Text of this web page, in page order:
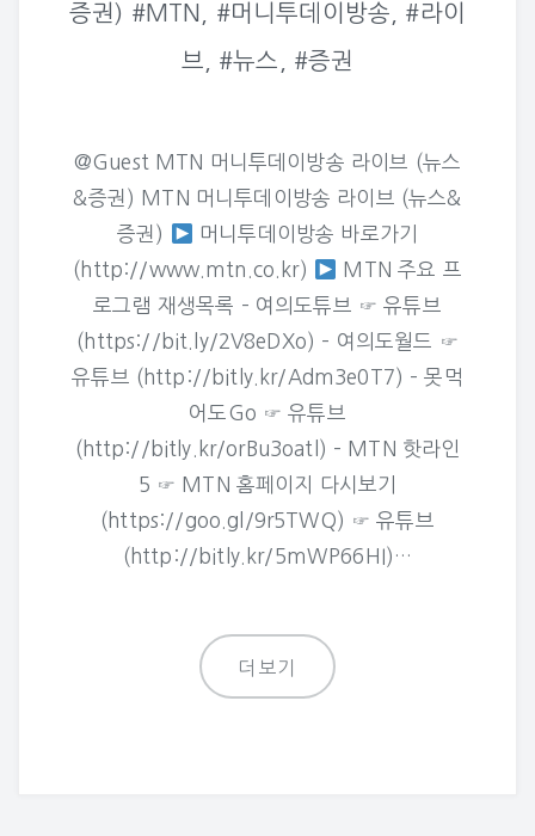
증권) #MTN, #머니투데이방송, #라이
브, #뉴스, #증권
@Guest MTN 머니투데이방송 라이브 (뉴스
&증권) MTN 머니투데이방송 라이브 (뉴스&
증권)
머니투데이방송 바로가기
(http://www.mtn.co.kr)
MTN 주요 프
로그램 재생목록 – 여의도튜브 ☞ 유튜브
(https://bit.ly/2V8eDXo) – 여의도월드 ☞
유튜브 (http://bitly.kr/Adm3e0T7) – 못먹
어도Go ☞ 유튜브
(http://bitly.kr/orBu3oatl) – MTN 핫라인
5 ☞ MTN 홈페이지 다시보기
(https://goo.gl/9r5TWQ) ☞ 유튜브
(http://bitly.kr/5mWP66HI)…
더보기